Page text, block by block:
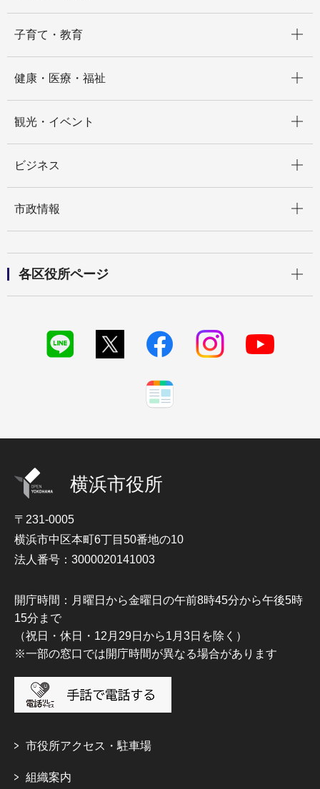
子育て・教育
健康・医療・福祉
観光・イベント
ビジネス
市政情報
各区役所ページ
横浜市役所
〒231-0005
横浜市中区本町6丁目50番地の10
法人番号：3000020141003
開庁時間：月曜日から金曜日の午前8時45分から午後5時
15分まで
（祝日・休日・12月29日から1月3日を除く）
※一部の窓口では開庁時間が異なる場合があります
市役所アクセス・駐車場
組織案内